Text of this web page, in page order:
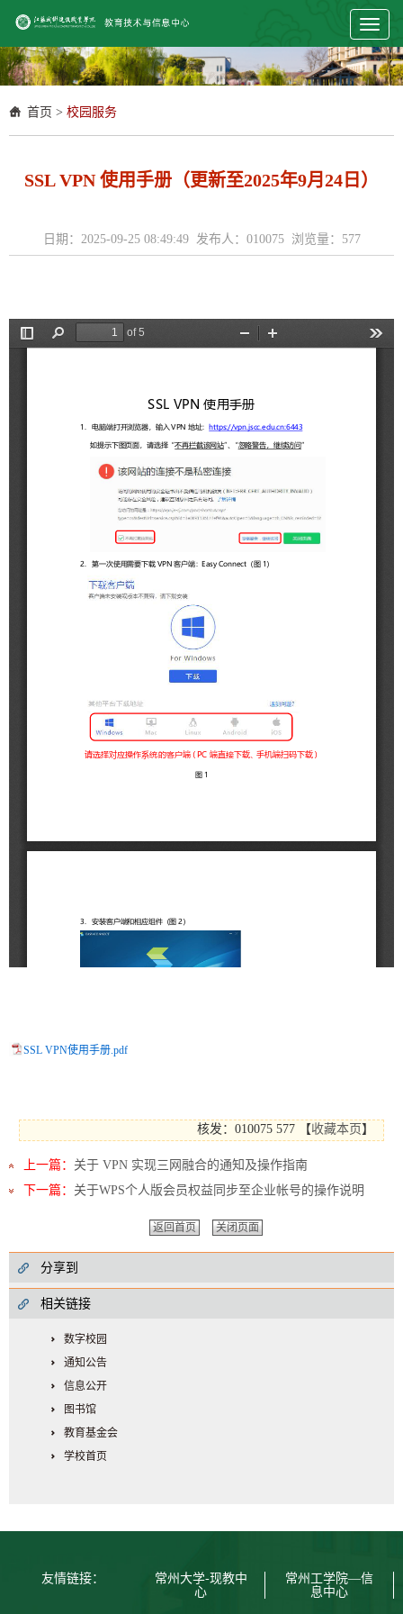
Toggle
首页 > 校园服务
SSL VPN 使用手册（更新至2025年9月24日）
日期：2025-09-25 08:49:49 发布人：010075 浏览量： 577
SSL VPN使用手册.pdf
核发：010075577 【收藏本页 】
上一篇： 关于 VPN 实现三网融合的通知及操作指南
下一篇： 关于WPS个人版会员权益同步至企业帐号的操作说明
返回首页 关闭页面
分享到
相关链接
数字校园
通知公告
信息公开
图书馆
教育基金会
学校首页
友情链接：
常州大学-现教中
心
常州工学院—信
息中心